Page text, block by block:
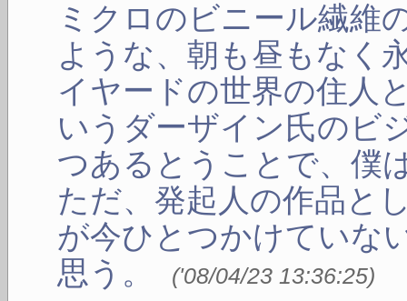
ミクロのビニール繊維
ような、朝も昼もなく
イヤードの世界の住人
いうダーザイン氏のビ
つあるとうことで、僕
ただ、発起人の作品と
が今ひとつかけていな
思う。
('08/04/23 13:36:25)